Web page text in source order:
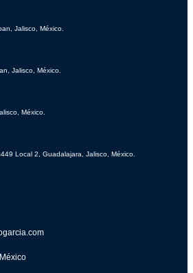
Jalisco, México.
Jalisco, México.
México.
Local 2, Guadalajara, Jalisco, México.